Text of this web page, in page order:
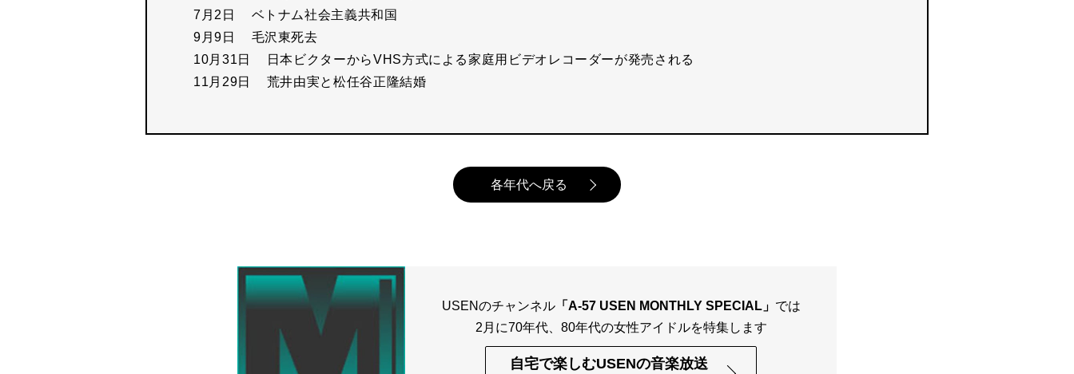
7月2日
ベトナム社会主義共和国
9月9日
毛沢東死去
10月31日
日本ビクターからVHS方式による家庭用ビデオレコーダーが発売される
11月29日
荒井由実と松任谷正隆結婚
各年代へ戻る
USENのチャンネル「A-57 USEN MONTHLY SPECIAL」 では
2月に70年代、80年代の女性アイドルを特集します
自宅で楽しむUSENの音楽放送